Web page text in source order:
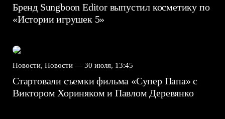
Бренд Sungboon Editor выпустил косметику по
«Истории игрушек 5»
Новости, Новости — 30 июля, 13:45
Стартовали съемки фильма «Супер Папа» с
Виктором Хориняком и Павлом Деревянко